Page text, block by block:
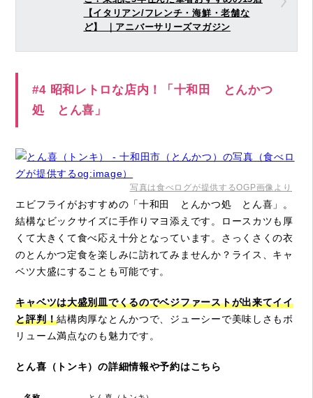
【イタリアン/フレンチ・海鮮・老舗な
ど】 ｜アニバーサリーズマガジン
#4 昭和レトロな店内！「十和田 とんかつ
処 とん喜」
写真は食べログが提供するOGP画像より
エビフライがおすすめの「十和田 とんかつ処 とん喜」。
結構なビックサイズに手作りマヨ添えです。ロースカツも厚
くて大きくて食べ応え十分となっています。さっくさくの衣
のとんかつ定食を楽しみに訪れてみませんか？ライス、キャ
ベツ大盛にすることも可能です。
キャベツは大盛別皿でくるのでベジファーストが出来てイイ
と評判！結構肉厚なとんかつで、ジューシーで美味しさもボ
リューム満点なのも魅力です。
とん喜（トンキ）の詳細情報や予約はこちら